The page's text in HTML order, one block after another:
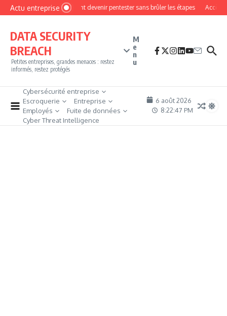
Aller au contenu
Actu entrepriseComment devenir pentester sans brûler les étapes Accès
DATA SECURITY
BREACH
Petites entreprises, grandes menaces : restez
informés, restez protégés
M
e
n
u
Cybersécurité entreprise
Escroquerie
Entreprise
Employés
Fuite de données
Cyber Threat Intelligence
6 août 2026
8:22:47 PM